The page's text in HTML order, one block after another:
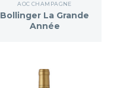
AOC CHAMPAGNE
Bollinger La Grande
Année